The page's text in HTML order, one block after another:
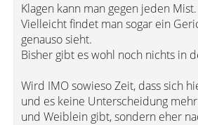
Klagen kann man gegen jeden Mist.
Vielleicht findet man sogar ein
genauso sieht.
Bisher gibt es wohl noch nichts in
Wird IMO sowieso Zeit, dass sich
und es keine Unterscheidung
und Weiblein gibt, sondern eher